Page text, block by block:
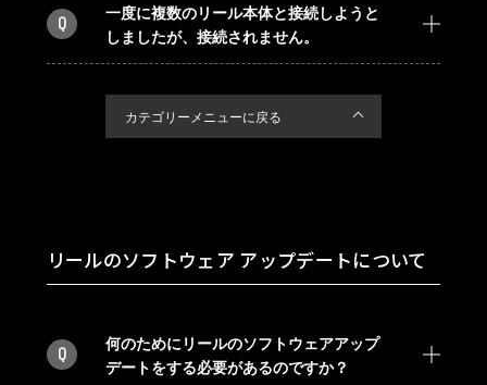
Q
一度に複数のリール本体と接続しようと
しましたが、接続されません。
カテゴリーメニューに戻る
リールのソフトウェア アップデートについて
Q
何のためにリールのソフトウェアアップ
デートをする必要があるのですか？